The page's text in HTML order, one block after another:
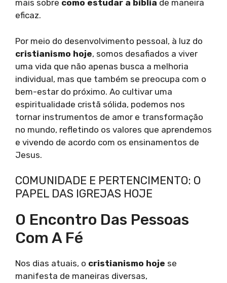
mais sobre como estudar a bíblia de maneira
eficaz.
Por meio do desenvolvimento pessoal, à luz do
cristianismo hoje, somos desafiados a viver
uma vida que não apenas busca a melhoria
individual, mas que também se preocupa com o
bem-estar do próximo. Ao cultivar uma
espiritualidade cristã sólida, podemos nos
tornar instrumentos de amor e transformação
no mundo, refletindo os valores que aprendemos
e vivendo de acordo com os ensinamentos de
Jesus.
COMUNIDADE E PERTENCIMENTO: O
PAPEL DAS IGREJAS HOJE
O Encontro Das Pessoas
Com A Fé
Nos dias atuais, o cristianismo hoje se
manifesta de maneiras diversas,